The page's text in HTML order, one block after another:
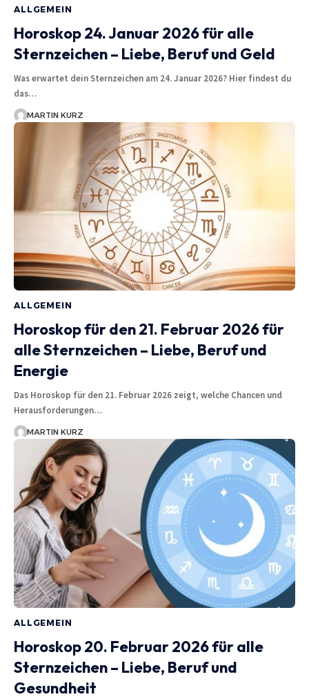
ALLGEMEIN
Horoskop 24. Januar 2026 für alle
Sternzeichen – Liebe, Beruf und Geld
Was erwartet dein Sternzeichen am 24. Januar 2026? Hier findest du
das…
MARTIN KURZ
ALLGEMEIN
Horoskop für den 21. Februar 2026 für
alle Sternzeichen – Liebe, Beruf und
Energie
Das Horoskop für den 21. Februar 2026 zeigt, welche Chancen und
Herausforderungen…
MARTIN KURZ
ALLGEMEIN
Horoskop 20. Februar 2026 für alle
Sternzeichen – Liebe, Beruf und
Gesundheit